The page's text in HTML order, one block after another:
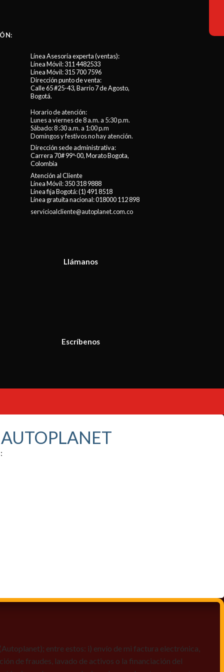
Línea Asesoría experta (ventas):
Línea Móvil:311 4482533
Línea Móvil:315 700 7596
Dirección punto de venta:
Calle 65 #25-43, Barrio 7 de Agosto,
Bogotá.
Horario de atención:
Lunes a viernes de 8 a.m. a 5:30 p.m.
Sábado: 8 :30 a.m. a 1:00 p.m
Domingos y festivos no hay atención.
Dirección sede administrativa:
Carrera 70# 99ª-00, Morato Bogota,
Colombia
Atención al Cliente
Línea Móvil:350 318 9888
Línea fija Bogotá:(1) 491 8518
Línea gratuita nacional:018000 112 898
servicioalcliente@autoplanet.com.co
Llámanos
Escríbenos
entre estos: i) envío de mi factura electrónica,
de fraudes, lavado de activos o la financiación del